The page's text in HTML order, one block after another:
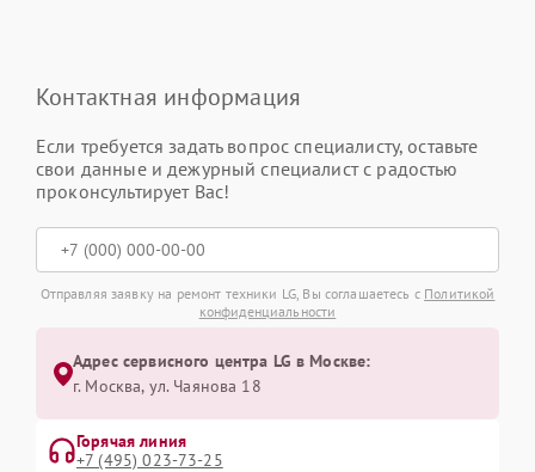
Контактная информация
Если требуется задать вопрос специалисту, оставьте
свои данные и дежурный специалист с радостью
проконсультирует Вас!
Отправляя заявку на ремонт техники LG, Вы соглашаетесь с Политикой
конфиденциальности
Адрес сервисного центра LG в Москве:
г. Москва, ул. Чаянова 18
Горячая линия
+7 (495) 023-73-25